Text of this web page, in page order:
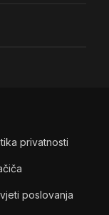
privatnosti
poslovanja